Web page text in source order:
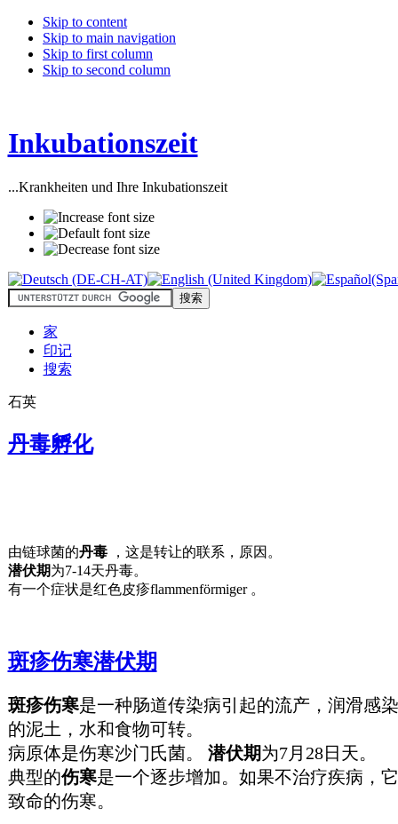
Skip to content
Skip to main navigation
Skip to first column
Skip to second column
Inkubationszeit
...Krankheiten und Ihre Inkubationszeit
家
印记
搜索
石英
丹毒孵化
由链球菌的丹毒，这是转让的联系，原因。
潜伏期为7-14天丹毒。
有一个症状是红色皮疹flammenförmiger 。
斑疹伤寒潜伏期
斑疹伤寒是一种肠道传染病引起的流产，润滑感
的泥土，水和食物可转。
病原体是伤寒沙门氏菌。 潜伏期为7月28日天。
典型的伤寒是一个逐步增加。如果不治疗疾病，
致命的伤寒。